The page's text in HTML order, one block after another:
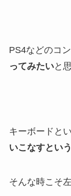
PS4などのコ
ってみたいと
キーボードと
いこなすとい
そんな時こそ